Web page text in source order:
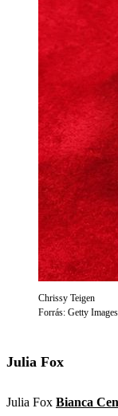
Chrissy Teigen
Forrás: Getty Images
Julia Fox
Julia Fox Bianca